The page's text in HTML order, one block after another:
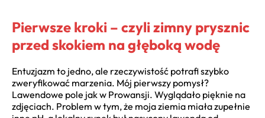
Pierwsze kroki – czyli zimny prysznic
przed skokiem na głęboką wodę
Entuzjazm to jedno, ale rzeczywistość potrafi szybko
zweryfikować marzenia. Mój pierwszy pomysł?
Lawendowe pole jak w Prowansji. Wyglądało pięknie na
zdjęciach. Problem w tym, że moja ziemia miała zupełnie